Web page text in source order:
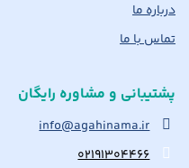
درباره ما
تماس با ما
پشتیبانی و مشاوره رایگان
info@agahinama.ir
۰۲۱۹۱۳۰۴۴۶۶